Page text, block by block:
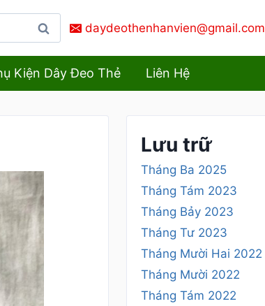
Tìm
kiếm
daydeothenhanvien@gmail.com
Kiện Dây Đeo Thẻ Liên Hệ
Lưu trữ
Tháng Ba 2025
Tháng Tám 2023
Tháng Bảy 2023
Tháng Tư 2023
Tháng Mười Hai 2022
Tháng Mười 2022
Tháng Tám 2022